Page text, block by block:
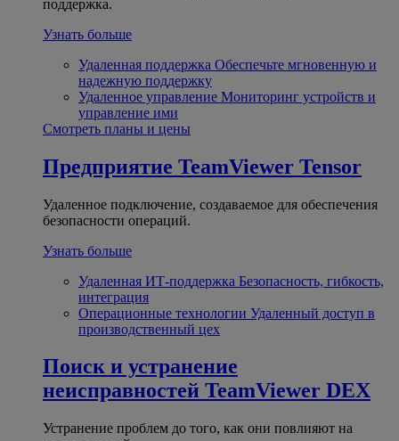
поддержка.
Узнать больше
Удаленная поддержка Обеспечьте мгновенную и
надежную поддержку
Удаленное управление Мониторинг устройств и
управление ими
Смотреть планы и цены
Предприятие TeamViewer Tensor
Удаленное подключение, создаваемое для обеспечения
безопасности операций.
Узнать больше
Удаленная ИТ-поддержка Безопасность, гибкость,
интеграция
Операционные технологии Удаленный доступ в
производственный цех
Поиск и устранение
неисправностей TeamViewer DEX
Устранение проблем до того, как они повлияют на